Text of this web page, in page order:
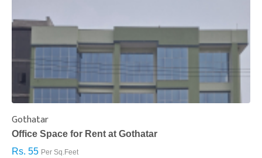
Gothatar
Office Space for Rent at Gothatar
Rs. 55 Per Sq.Feet